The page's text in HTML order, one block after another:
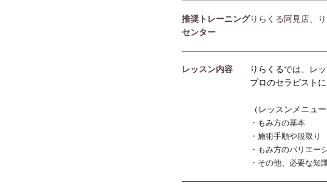
推奨トレーニング
センター
りらくる阿見店、
レッスン内容
りらくるでは、レ
プロのセラピスト
（レッスンメニュ
・もみ方の基本
・施術手順や段取り
・もみ方のバリエー
・その他、必要な知